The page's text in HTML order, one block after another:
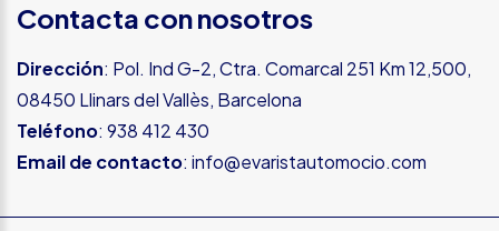
Contacta con nosotros
Dirección: Pol. Ind G-2, Ctra. Comarcal 251 Km 12,500,
08450 Llinars del Vallès, Barcelona
Teléfono: 938 412 430
Email de contacto: info@evaristautomocio.com